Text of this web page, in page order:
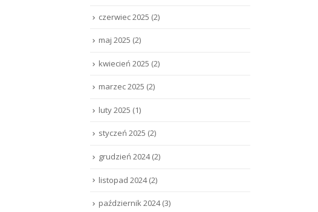
czerwiec 2025 (2)
maj 2025 (2)
kwiecień 2025 (2)
marzec 2025 (2)
luty 2025 (1)
styczeń 2025 (2)
grudzień 2024(2)
listopad 2024(2)
październik 2024(3)